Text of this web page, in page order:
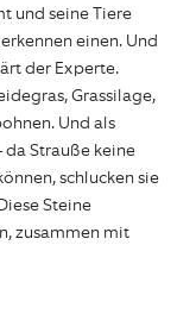
und seine Tiere
einen. Und
der Experte.
Grassilage,
Und als
da Strauße keine
schlucken sie
Steine
zusammen mit